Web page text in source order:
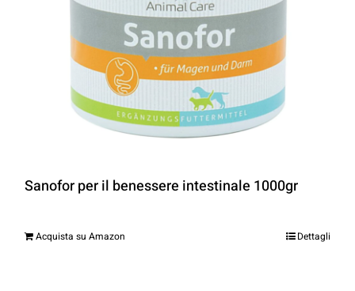
Sanofor per il benessere intestinale 1000gr
Acquista su Amazon Dettagli